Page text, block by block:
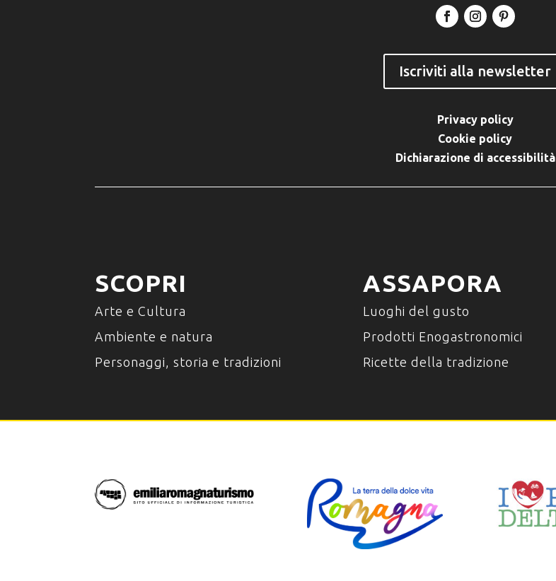
Iscriviti alla newsletter
Privacy policy
Cookie policy
Dichiarazione di accessibilità
SCOPRI
Arte e Cultura
Ambiente e natura
Personaggi, storia e tradizioni
ASSAPORA
Luoghi del gusto
Prodotti Enogastronomici
Ricette della tradizione